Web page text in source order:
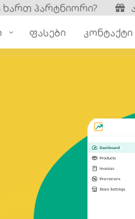
ხართ პარტნიორი?
ფასები კონტაქტი